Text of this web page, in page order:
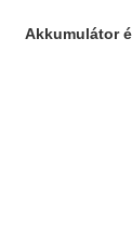
Akkumulátor